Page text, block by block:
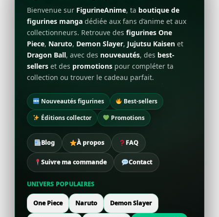
Bienvenue sur FigurineAnime, ta boutique de
figurines manga dédiée aux fans d’anime et aux
collectionneurs. Retrouve des figurines One
Piece, Naruto, Demon Slayer, Jujutsu Kaisen et
Dragon Ball, avec des nouveautés, des best-
sellers et des promotions pour compléter ta
collection ou trouver le cadeau parfait.
Nouveautés figurines
Best-sellers
Éditions collector
Promotions
Blog À propos FAQ
Suivre ma commande Contact
UNIVERS POPULAIRES
One Piece Naruto Demon Slayer